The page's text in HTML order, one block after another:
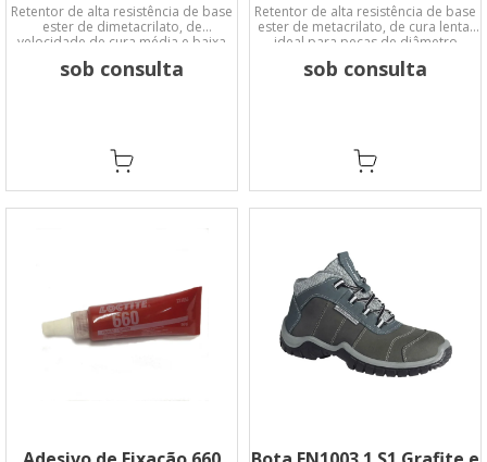
Retentor de alta resistência de base
ester de dimetacrilato, de
velocidade de cura média e baixa
viscosidade.
sob consulta
Retentor de alta resistência de base
ester de metacrilato, de cura lenta;
ideal para peças de diâmetro
grande e metais ativos como o latão.
sob consulta